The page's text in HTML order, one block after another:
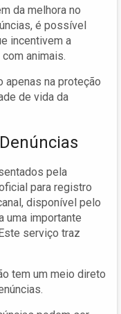
da melhora no
é possível
incentivem a
animais.
apenas na proteção
de vida da
pela
para registro
disponível pelo
uma importante
serviço traz
tem um meio direto